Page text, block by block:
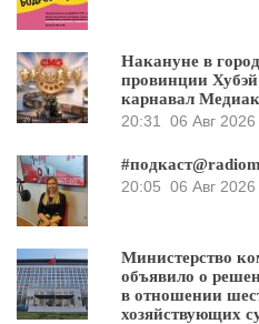
Накануне в
провинции
карнавал
20:31
06 Авг 2026
20:05 06 Авг 2026
Министерство
объявило о
в отношении
хозяйствующих